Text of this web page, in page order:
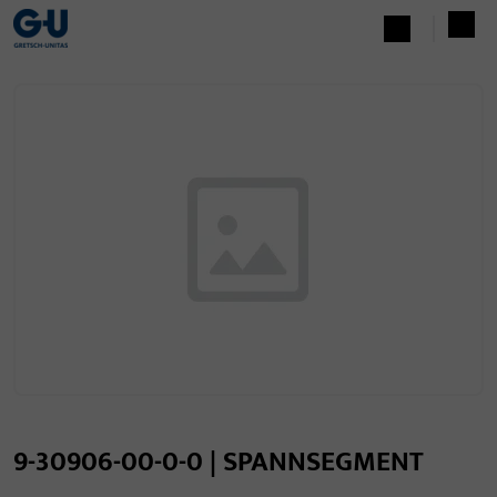
9-30906-00-0-0 | SPANNSEGMENT